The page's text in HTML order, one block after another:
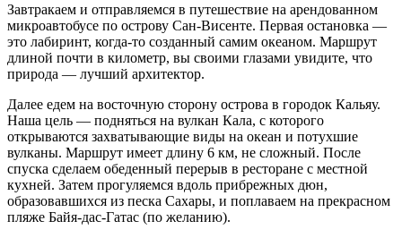
Завтракаем и отправляемся в путешествие на арендованном
микроавтобусе по острову Сан-Висенте. Первая остановка —
это лабиринт, когда-то созданный самим океаном. Маршрут
длиной почти в километр, вы своими глазами увидите, что
природа — лучший архитектор.
Далее едем на восточную сторону острова в городок Кальяу.
Наша цель — подняться на вулкан Кала, с которого
открываются захватывающие виды на океан и потухшие
вулканы. Маршрут имеет длину 6 км, не сложный. После
спуска сделаем обеденный перерыв в ресторане с местной
кухней. Затем прогуляемся вдоль прибрежных дюн,
образовавшихся из песка Сахары, и поплаваем на прекрасном
пляже Байя-дас-Гатас (по желанию).